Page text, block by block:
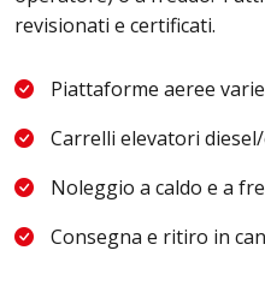
revisionati e certificati.
Piattaforme aeree
Carrelli elevatori
Noleggio a caldo e a
Consegna e ritiro in